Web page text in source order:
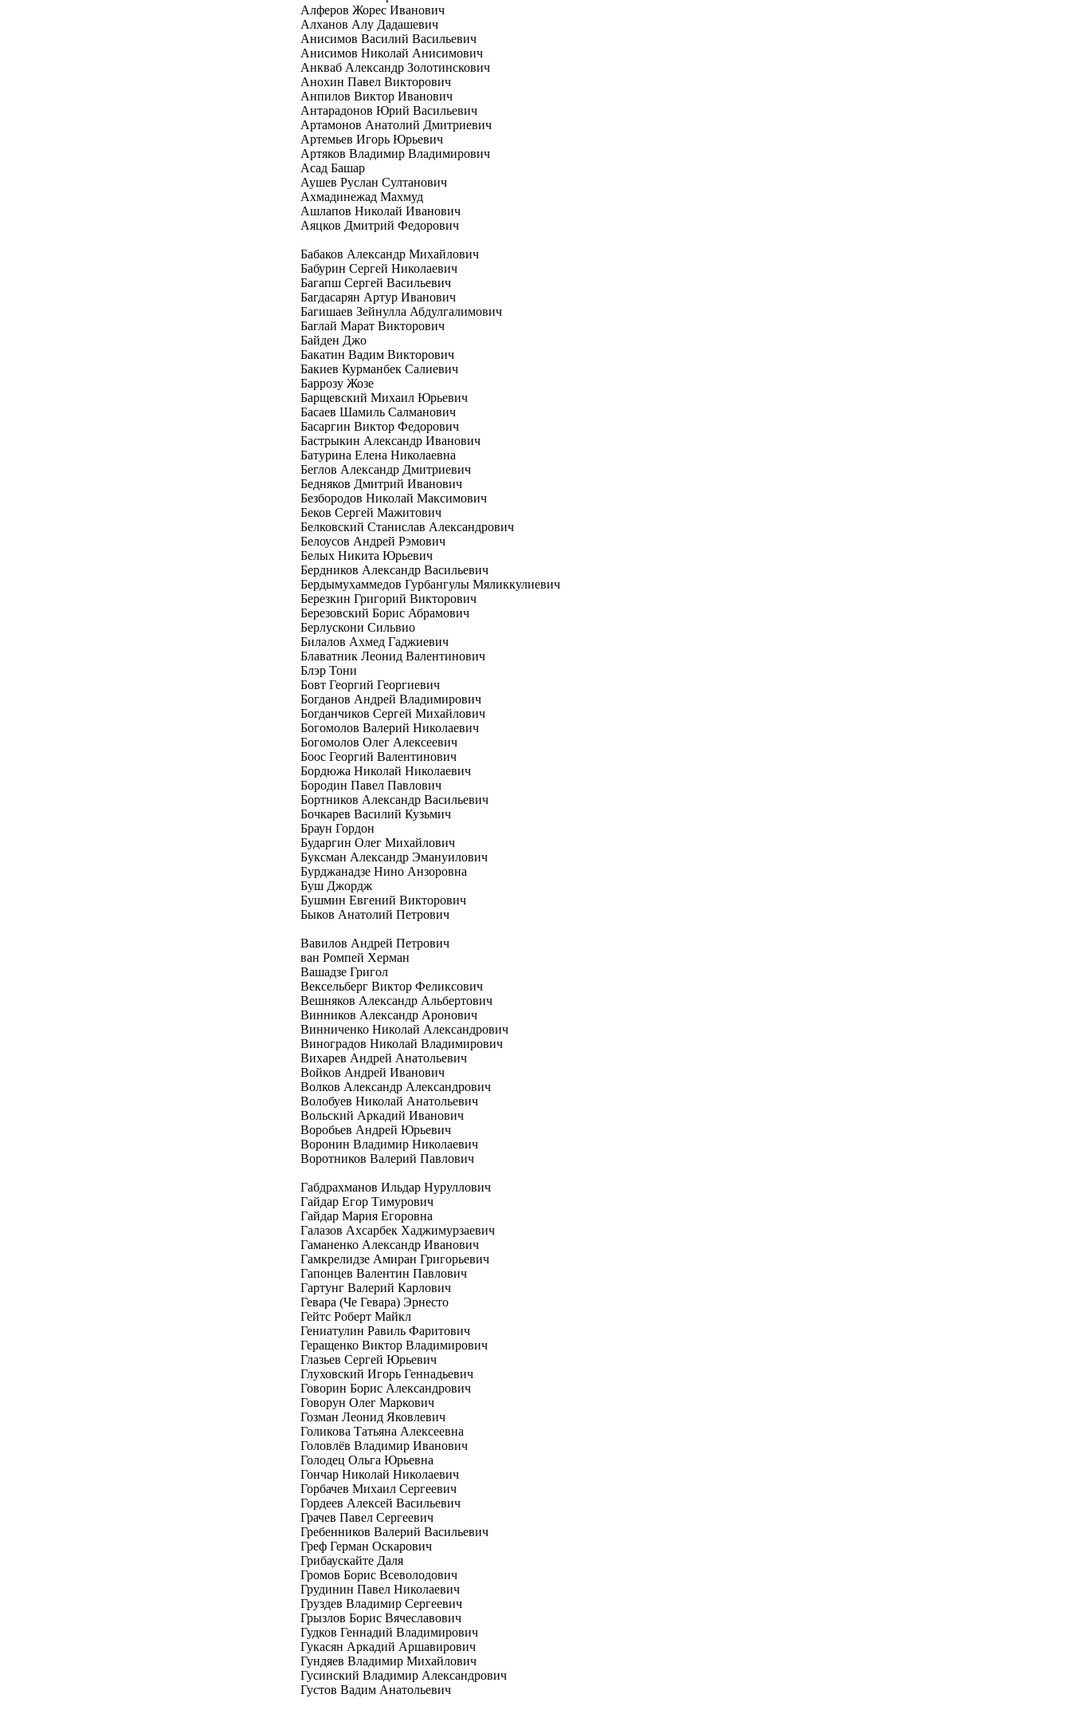
Алферов Жорес Иванович
Алханов Алу Дадашевич
Анисимов Василий Васильевич
Анисимов Николай Анисимович
Анкваб Александр Золотинскович
Анохин Павел Викторович
Анпилов Виктор Иванович
Антарадонов Юрий Васильевич
Артамонов Анатолий Дмитриевич
Артемьев Игорь Юрьевич
Артяков Владимир Владимирович
Асад Башар
Аушев Руслан Султанович
Ахмадинежад Махмуд
Ашлапов Николай Иванович
Аяцков Дмитрий Федорович
Бабаков Александр Михайлович
Бабурин Сергей Николаевич
Багапш Сергей Васильевич
Багдасарян Артур Иванович
Багишаев Зейнулла Абдулгалимович
Баглай Марат Викторович
Байден Джо
Бакатин Вадим Викторович
Бакиев Курманбек Салиевич
Баррозу Жозе
Барщевский Михаил Юрьевич
Басаев Шамиль Салманович
Басаргин Виктор Федорович
Бастрыкин Александр Иванович
Батурина Елена Николаевна
Беглов Александр Дмитриевич
Бедняков Дмитрий Иванович
Безбородов Николай Максимович
Беков Сергей Мажитович
Белковский Станислав Александрович
Белоусов Андрей Рэмович
Белых Никита Юрьевич
Бердников Александр Васильевич
Бердымухаммедов Гурбангулы Мяликкулиевич
Березкин Григорий Викторович
Березовский Борис Абрамович
Берлускони Сильвио
Билалов Ахмед Гаджиевич
Блаватник Леонид Валентинович
Блэр Тони
Бовт Георгий Георгиевич
Богданов Андрей Владимирович
Богданчиков Сергей Михайлович
Богомолов Валерий Николаевич
Богомолов Олег Алексеевич
Боос Георгий Валентинович
Бордюжа Николай Николаевич
Бородин Павел Павлович
Бортников Александр Васильевич
Бочкарев Василий Кузьмич
Браун Гордон
Бударгин Олег Михайлович
Буксман Александр Эмануилович
Бурджанадзе Нино Анзоровна
Буш Джордж
Бушмин Евгений Викторович
Быков Анатолий Петрович
Вавилов Андрей Петрович
ван Ромпей Херман
Вашадзе Григол
Вексельберг Виктор Феликсович
Вешняков Александр Альбертович
Винников Александр Аронович
Винниченко Николай Александрович
Виноградов Николай Владимирович
Вихарев Андрей Анатольевич
Войков Андрей Иванович
Волков Александр Александрович
Волобуев Николай Анатольевич
Вольский Аркадий Иванович
Воробьев Андрей Юрьевич
Воронин Владимир Николаевич
Воротников Валерий Павлович
Габдрахманов Ильдар Нуруллович
Гайдар Егор Тимурович
Гайдар Мария Егоровна
Галазов Ахсарбек Хаджимурзаевич
Гаманенко Александр Иванович
Гамкрелидзе Амиран Григорьевич
Гапонцев Валентин Павлович
Гартунг Валерий Карлович
Гевара (Че Гевара) Эрнесто
Гейтс Роберт Майкл
Гениатулин Равиль Фаритович
Геращенко Виктор Владимирович
Глазьев Сергей Юрьевич
Глуховский Игорь Геннадьевич
Говорин Борис Александрович
Говорун Олег Маркович
Гозман Леонид Яковлевич
Голикова Татьяна Алексеевна
Головлёв Владимир Иванович
Голодец Ольга Юрьевна
Гончар Николай Николаевич
Горбачев Михаил Сергеевич
Гордеев Алексей Васильевич
Грачев Павел Сергеевич
Гребенников Валерий Васильевич
Греф Герман Оскарович
Грибаускайте Даля
Громов Борис Всеволодович
Грудинин Павел Николаевич
Груздев Владимир Сергеевич
Грызлов Борис Вячеславович
Гудков Геннадий Владимирович
Гукасян Аркадий Аршавирович
Гундяев Владимир Михайлович
Гусинский Владимир Александрович
Густов Вадим Анатольевич